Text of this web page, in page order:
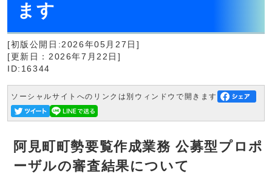
ます
[初版公開日:2026年05月27日]
[更新日：2026年7月22日]
ID:16344
ソーシャルサイトへのリンクは別ウィンドウで開きます
阿見町町勢要覧作成業務 公募型プロポ
ーザルの審査結果について